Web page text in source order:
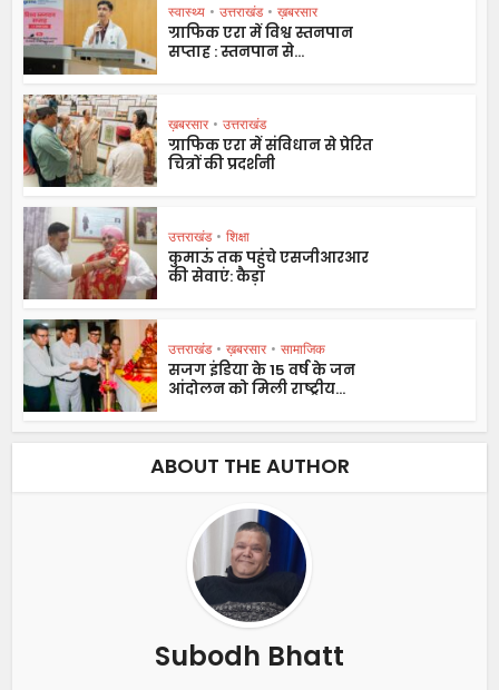
स्वास्थ्य • उत्तराखंड • ख़बरसार
ग्राफिक एरा में विश्व स्तनपान
सप्ताह : स्तनपान से...
ख़बरसार • उत्तराखंड
ग्राफिक एरा में संविधान से प्रेरित
चित्रों की प्रदर्शनी
उत्तराखंड • शिक्षा
कुमाऊं तक पहुंचे एसजीआरआर
की सेवाएं: कैड़ा
उत्तराखंड • ख़बरसार • सामाजिक
सजग इंडिया के 15 वर्ष के जन
आंदोलन को मिली राष्ट्रीय...
ABOUT THE AUTHOR
Subodh Bhatt